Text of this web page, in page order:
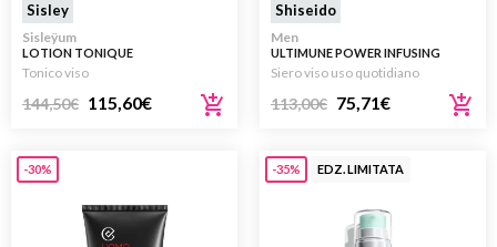
Sisley
Sisleÿum
LOTION TONIQUE
REVITALISANTE 150ML
Tonico viso
144,50€ 115,60€
Shiseido
Men
ULTIMUNE POWER INFUSING
SERUM 50ML
Siero viso uso quotidiano
113,00€ 75,71€
-30% -35% EDZ. LIMITATA